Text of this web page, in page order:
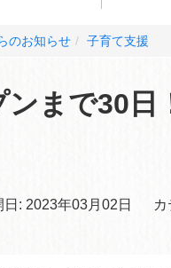
のお知らせ 子育て支援
ンまで30
日: 2023年03月02日 カ